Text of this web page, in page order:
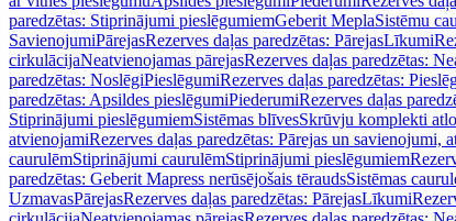
paredzētas: Stiprinājumi pieslēgumiemGeberit MeplaSistēmu
SavienojumiPārejasRezerves daļas paredzētas: PārejasLīkumi
cirkulācijaNeatvienojamas pārejasRezerves daļas paredzētas:
paredzētas: NoslēgiPieslēgumiRezerves daļas paredzētas:
paredzētas: Apsildes pieslēgumiPiederumiRezerves daļas
Stiprinājumi pieslēgumiemSistēmas blīvesSkrūvju komplekti
atvienojamiRezerves daļas paredzētas: Pārejas un savienojumi,
caurulēmStiprinājumi caurulēmStiprinājumi pieslēgumiem
paredzētas: Geberit Mapress nerūsējošais tēraudsSistēmas
UzmavasPārejasRezerves daļas paredzētas: PārejasLīkumi